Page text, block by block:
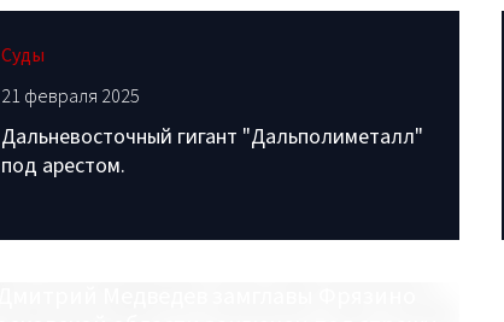
Суды
21 февраля 2025
Дальневосточный гигант "Дальполиметалл"
под арестом.